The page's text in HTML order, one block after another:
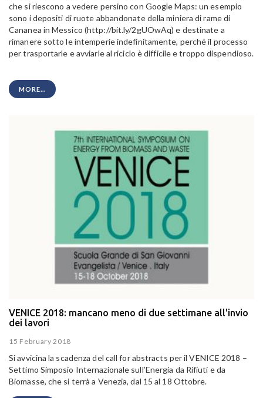
che si riescono a vedere persino con Google Maps: un esempio
sono i depositi di ruote abbandonate della miniera di rame di
Cananea in Messico (http://bit.ly/2gUOwAq) e destinate a
rimanere sotto le intemperie indefinitamente, perché il processo
per trasportarle e avviarle al riciclo è difficile e troppo dispendioso.
MORE...
VENICE 2018: mancano meno di due settimane all'invio
dei lavori
15 February 2018
Si avvicina la scadenza del call for abstracts per il VENICE 2018 –
Settimo Simposio Internazionale sull’Energia da Rifiuti e da
Biomasse, che si terrà a Venezia, dal 15 al 18 Ottobre.